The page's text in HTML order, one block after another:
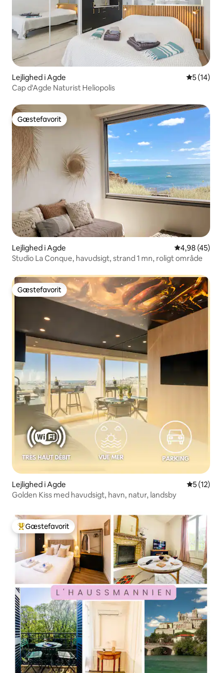
Lejlighed i Agde 5 ud af 5 i
5 (14)
Cap d'Agde Naturist Heliopolis
Gæstefavorit
Gæstefavorit
Lejlighed i Agde 4,98 ud af 5 i
4,98 (45)
Studio La Conque, havudsigt, strand 1 mn, roligt område
Gæstefavorit
Gæstefavorit
Lejlighed i Agde 5 ud af 5
5 (12)
Golden Kiss med havudsigt, havn, natur, landsby
Bedste gæstefavorit
Gæstefavorit